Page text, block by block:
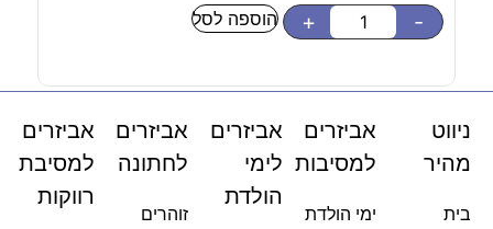
-
+ הוספה לסל
ניווט
מהיר
בית
אביזרים
למסיבות
ימי הולדת
אביזרים
לימי
הולדת
אביזרים
לחתונה
זוהרים
אביזרים
למסיבת
רווקות